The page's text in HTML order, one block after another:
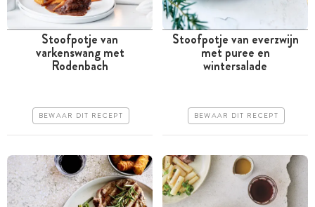
Meer dan 1 uur
Makkelijk
Stoofpotje van
varkenswang met
Rodenbach
BEWAAR DIT RECEPT
Meer dan 1 uur
Erg makkelijk
Stoofpotje van everzwijn
met puree en
wintersalade
BEWAAR DIT RECEPT